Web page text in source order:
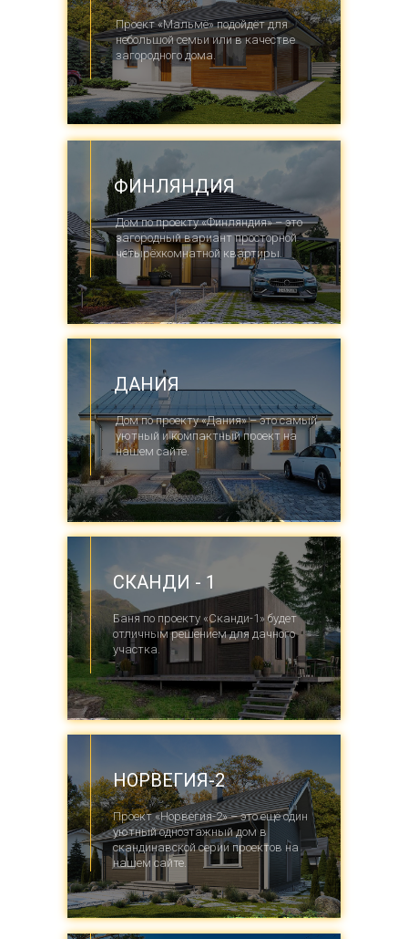
Дом по проекту «Финляндия» – это
загородный вариант просторной
четырёхкомнатной квартиры.
ФИНЛЯНДИЯ
Дом по проекту «Дания» – это самый
уютный и компактный проект на
нашем сайте.
ДАНИЯ
Баня по проекту «Сканди-1» будет
отличным решением для дачного
участка.
СКАНДИ - 1
Проект «Норвегия-2» – это ещё один
уютный одноэтажный дом в
скандинавской серии проектов на
нашем сайте.
НОРВЕГИЯ-2
Проект «Мальмё» подойдёт для
небольшой семьи или в качестве
загородного дома.